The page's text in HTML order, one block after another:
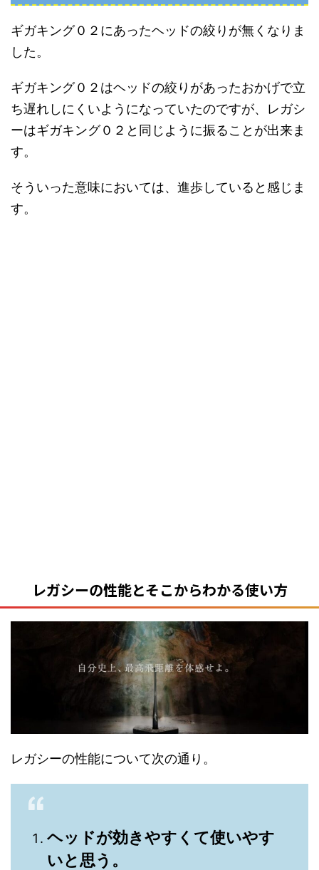
ギガキング０２にあったヘッドの絞りが無くなりま
した。
ギガキング０２はヘッドの絞りがあったおかげで立
ち遅れしにくいようになっていたのですが、レガシ
ーはギガキング０２と同じように振ることが出来ま
す。
そういった意味においては、進歩していると感じま
す。
レガシーの性能とそこからわかる使い方
レガシーの性能について次の通り。
ヘッドが効きやすくて使いやす
いと思う。